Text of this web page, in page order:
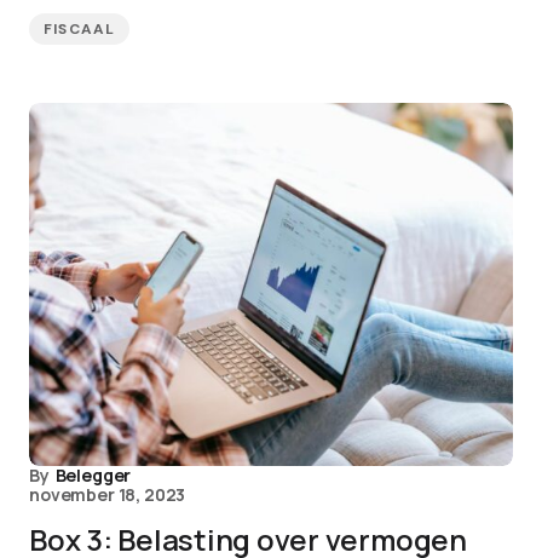
FISCAAL
By Belegger
november 18, 2023
Box 3: Belasting over vermogen